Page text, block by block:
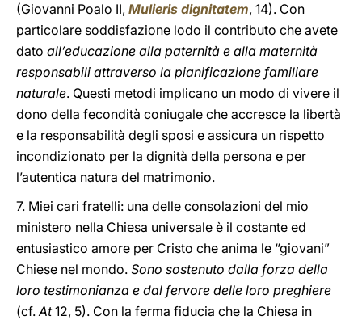
(Giovanni Poalo II, Mulieris dignitatem, 14). Con
particolare soddisfazione lodo il contributo che avete
dato all’educazione alla paternità e alla maternità
responsabili attraverso la pianificazione familiare
naturale. Questi metodi implicano un modo di vivere il
dono della fecondità coniugale che accresce la libertà
e la responsabilità degli sposi e assicura un rispetto
incondizionato per la dignità della persona e per
l’autentica natura del matrimonio.
7. Miei cari fratelli: una delle consolazioni del mio
ministero nella Chiesa universale è il costante ed
entusiastico amore per Cristo che anima le “giovani”
Chiese nel mondo. Sono sostenuto dalla forza della
loro testimonianza e dal fervore delle loro preghiere
(cf.At12, 5). Con la ferma fiducia che la Chiesa in